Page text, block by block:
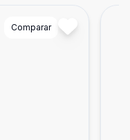
Comparar